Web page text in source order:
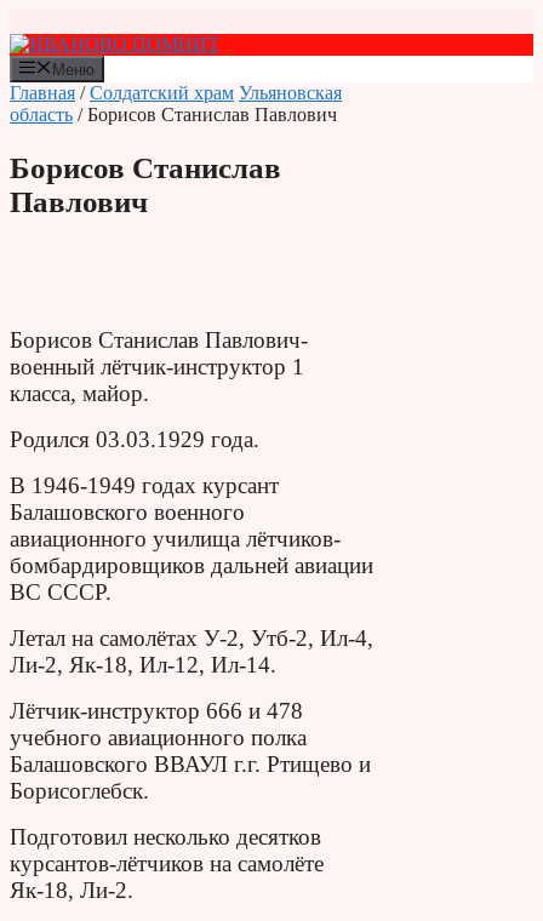
к
содержимому
Меню
Главная /Солдатский храм Ульяновская
область / Борисов Станислав Павлович
Борисов Станислав
Павлович
Борисов Станислав Павлович-
военный лётчик-инструктор 1
класса, майор.
Родился 03.03.1929 года.
В 1946-1949 годах курсант
Балашовского военного
авиационного училища лётчиков-
бомбардировщиков дальней авиации
ВС СССР.
Летал на самолётах У-2, Утб-2, Ил-4,
Ли-2, Як-18, Ил-12, Ил-14.
Лётчик-инструктор 666 и 478
учебного авиационного полка
Балашовского ВВАУЛ г.г. Ртищево и
Борисоглебск.
Подготовил несколько десятков
курсантов-лётчиков на самолёте
Як-18, Ли-2.